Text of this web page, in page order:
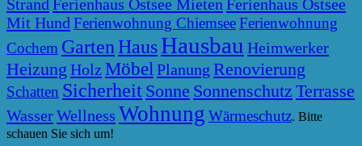
Strand Ferienhaus Ostsee Mieten Ferienhaus Ostsee
Mit Hund Ferienwohnung ChiemseeFerienwohnung
Cochem GartenHausHausbau Heimwerker
Heizung HolzMöbel Planung Renovierung
Schatten Sicherheit Sonne Sonnenschutz Terrasse
WasserWellness Wohnung Wärmeschutz. Bitte
schauen Sie sich um!